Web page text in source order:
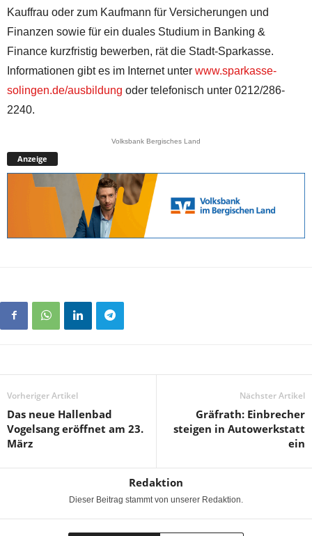
Kauffrau oder zum Kaufmann für Versicherungen und
Finanzen sowie für ein duales Studium in Banking &
Finance kurzfristig bewerben, rät die Stadt-Sparkasse.
Informationen gibt es im Internet unter www.sparkasse-
solingen.de/ausbildung oder telefonisch unter 0212/286-
2240.
Volksbank Bergisches Land
Anzeige
Vorheriger Artikel
Das neue Hallenbad
Vogelsang eröffnet am 23.
März
Nächster Artikel
Gräfrath: Einbrecher
steigen in Autowerkstatt
ein
Redaktion
Dieser Beitrag stammt von unserer Redaktion.